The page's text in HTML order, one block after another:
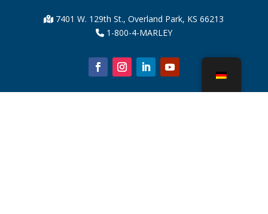
7401 W. 129th St., Overland Park, KS 66213
1-800-4-MARLEY